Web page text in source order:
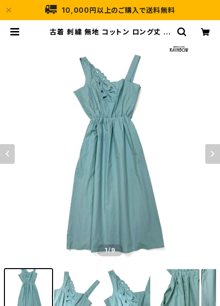
10,000円以上のご購入で送料無料
古着 刺繍 無地 コットン ロング丈 キ
1/9